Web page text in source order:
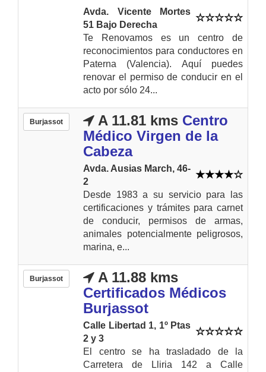
Avda. Vicente Mortes
51 Bajo Derecha
Te Renovamos es un centro de
reconocimientos para conductores en
Paterna (Valencia). Aquí puedes
renovar el permiso de conducir en el
acto por sólo 24...
Burjassot A 11.81 kms Centro
Médico Virgen de la
Cabeza
Avda. Ausias March, 46-
2
Desde 1983 a su servicio para las
certificaciones y trámites para carnet
de conducir, permisos de armas,
animales potencialmente peligrosos,
marina, e...
Burjassot
A 11.88 kms
Certificados Médicos
Burjassot
Calle Libertad 1, 1º Ptas
2 y 3
El centro se ha trasladado de la
Carretera de Lliria 142 a Calle